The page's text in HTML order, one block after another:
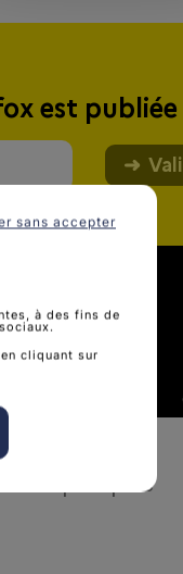
est publiée
à des fins de
cliquant sur
sans accepter